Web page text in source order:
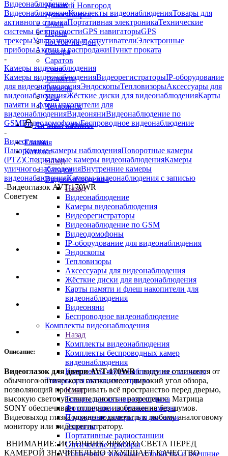
Нижний Новгород
Новосибирск
Омск
Пермь
Ростов-на-Дону
Самара
Саратов
Сочи
Тольятти
Тюмень
Уфа
Челябинск
Личный кабинет
Главная
Каталог
Назад
Каталог
Видеонаблюдение
Назад
Видеонаблюдение
Камеры видеонаблюдения
Видеорегистраторы
Видеонаблюдение по GSM
Видеодомофоны
IP-оборудование для видеонаблюдения
Эндоскопы
Тепловизоры
Аксессуары для видеонаблюдения
Жёсткие диски для видеонаблюдения
Карты памяти и флеш накопители для
видеонаблюдения
Видеоняни
Беспроводное видеонаблюдение
Комплекты видеонаблюдения
Назад
Комплекты видеонаблюдения
Комплекты беспроводных камер
видеонаблюдения
Комплекты видеонаблюдения с записью
Товары для активного отдыха
Назад
Товары для активного отдыха
Фотоловушки и лесные камеры
Подводные камеры для рыбалки
Эхолоты
Портативные радиостанции
Оптические приборы
Солнечные зарядные устройства и внешние
Видеонаблюдение
ВидеонаблюдениеКомплекты видеонаблюденияТовары для
активного отдыхаПортативная электроникаТехнические
системы безопасностиGPS навигаторыGPS
трекерыУльтразвуковые отпугивателиЭлектронные
приборыАкции и распродажиПункт проката
-
Камеры видеонаблюдения
Камеры видеонаблюденияВидеорегистраторыIP-оборудование
для видеонаблюденияЭндоскопыТепловизорыАксессуары для
видеонаблюденияЖёсткие диски для видеонаблюденияКарты
памяти и флеш накопители для
видеонаблюденияВидеоняниВидеонаблюдение по
GSMВидеодомофоныБеспроводное видеонаблюдение
-
Видеоглазки
Панорамные камеры наблюденияПоворотные камеры
(PTZ)Специальные камеры видеонаблюденияКамеры
уличного наблюденияВнутренние камеры
видеонаблюденияКамеры видеонаблюдения с записью
-Видеоглазок AVT-170WR
Советуем
Описание:
Видеоглазок для двери AVT-170WRс виду не отличается от
обычного оптического глазка,имеет широкий угол обзора,
позволяющий просматривать всё пространство перед дверью,
высокую светочувствительность и разрешение. Матрица
SONY обеспечивает отличное изображение без шумов.
Видеовыход глазка можно подключить к любому аналоговому
монитору или видеорегистратору.
ВНИМАНИЕ: ИСТОЧНИК ЯРКОГО СВЕТА ПЕРЕД
КАМЕРОЙ ЗНАЧИТЕЛЬНО УХУДШАЕТ КАЧЕСТВО